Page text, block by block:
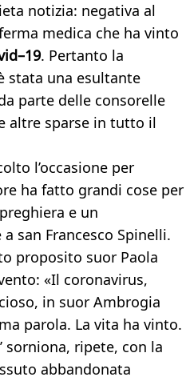
notizia: negativa al
medica che ha vinto
. Pertanto la
stata una esultante
parte delle consorelle
altre sparse in tutto il
l’occasione per
ha fatto grandi cose per
e un
san Francesco Spinelli.
proposito suor Paola
«Il coronavirus,
in suor Ambrogia
parola. La vita ha vinto.
sorniona, ripete, con la
abbandonata